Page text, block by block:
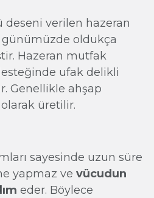
deseni verilen hazeran
oldukça
Hazeran mutfak
ufak delikli
Genellikle ahşap
üretilir.
sayesinde uzun süre
yapmaz ve vücudun
eder. Böylece